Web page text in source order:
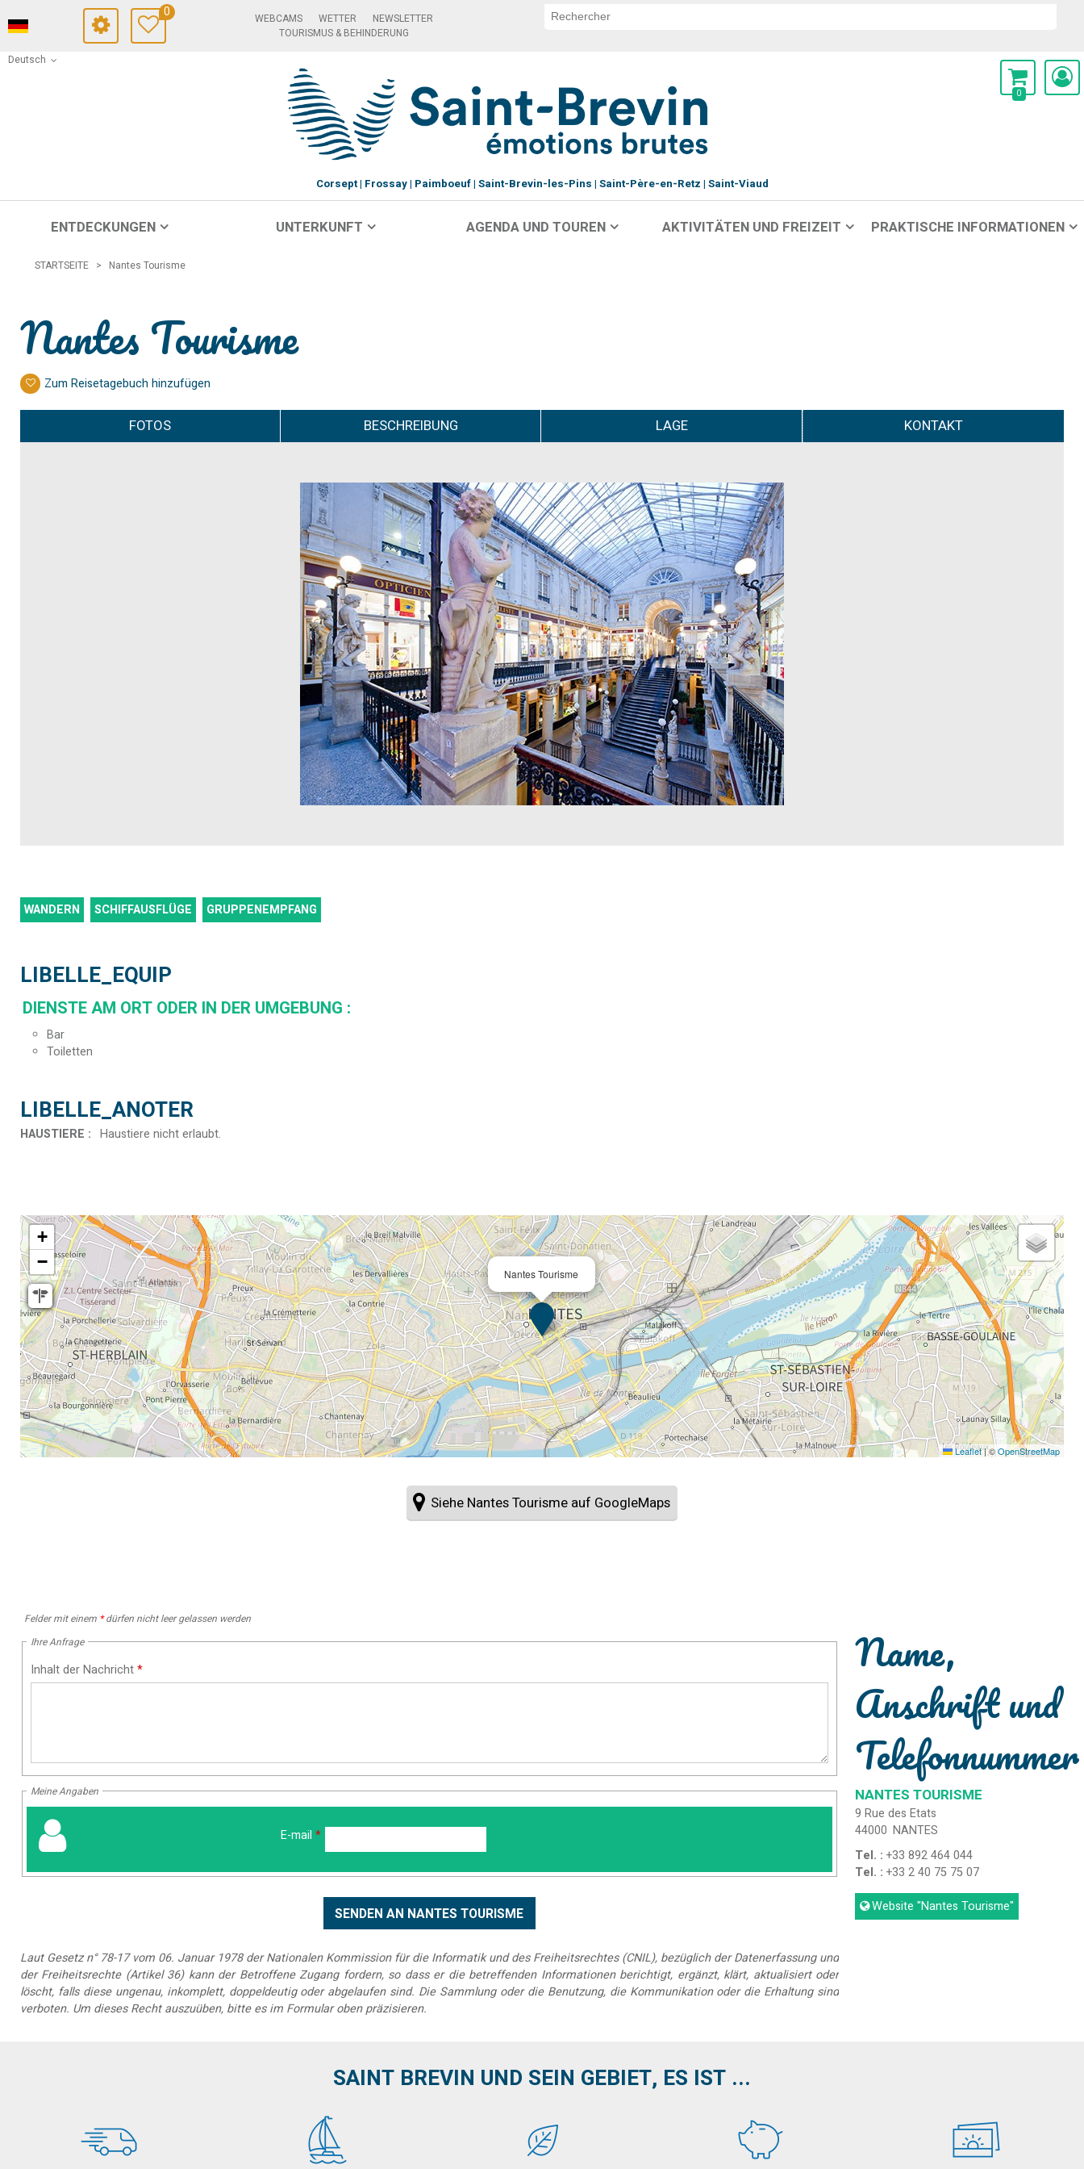
Deutsch
0 WEBCAMS WETTER
NEWSLETTER
TOURISMUS & BEHINDERUNG
0
Corsept Frossay Paimboeuf Saint-Brevin-les-Pins Saint-Père-en-Retz Saint-Viaud
ENTDECKUNGEN UNTERKUNFT AGENDA UND TOUREN AKTIVITÄTEN UND FREIZEIT PRAKTISCHE INFORMATIONEN
STARTSEITE > Nantes Tourisme
Nantes Tourisme
Zum Reisetagebuch hinzufügen
FOTOS BESCHREIBUNG LAGE KONTAKT
WANDERN SCHIFFAUSFLÜGE GRUPPENEMPFANG
LIBELLE_EQUIP
DIENSTE AM ORT ODER IN DER UMGEBUNG :
Bar
Toiletten
LIBELLE_ANOTER
HAUSTIERE : Haustiere nicht erlaubt
Nantes Tourisme
+
−
Leaflet|©OpenStreetMap
Siehe Nantes Tourisme auf GoogleMaps
Felder mit einem *dürfen nicht leer gelassen werden
Ihre Anfrage
Inhalt der Nachricht*
Meine Angaben
E-mail *
Laut Gesetz n° 78-17 vom 06. Januar 1978 der Nationalen Kommission für die Informatik und des Freiheitsrechtes (CNIL), bezüglich der Datenerfassung und
der Freiheitsrechte (Artikel 36) kann der Betroffene Zugang fordern, so dass er die betreffenden Informationen berichtigt, ergänzt, klärt, aktualisiert oder
löscht, falls diese ungenau, inkomplett, doppeldeutig oder abgelaufen sind. Die Sammlung oder die Benutzung, die Kommunikation oder die Erhaltung sind
verboten. Um dieses Recht auszuüben, bitte es im Formular oben präzisieren.
Name,
Anschrift und
Telefonnummer
NANTES TOURISME
9 Rue des Etats
44000 NANTES
Tel. :+33 892 464 044
Tel. :+33 2 40 75 75 07
Website "Nantes Tourisme"
SAINT BREVIN UND SEIN GEBIET, ES IST ...